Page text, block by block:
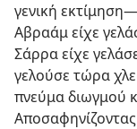
γενική
Αβραάμ είχε
Σάρρα είχε
γελούσε τώρα
πνεύμα διωγμού